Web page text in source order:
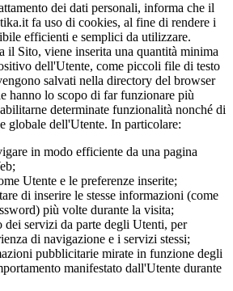
dei dati personali, informa che il
fa uso di cookies, al fine di rendere i
efficienti e semplici da utilizzare.
il Sito, viene inserita una quantità minima
dell'Utente, come piccoli file di testo
salvati nella directory del browser
hanno lo scopo di far funzionare più
determinate funzionalità nonché di
globale dell'Utente. In particolare:
in modo efficiente da una pagina
Utente e le preferenze inserite;
di inserire le stesse informazioni (come
più volte durante la visita;
servizi da parte degli Utenti, per
di navigazione e i servizi stessi;
pubblicitarie mirate in funzione degli
manifestato dall'Utente durante